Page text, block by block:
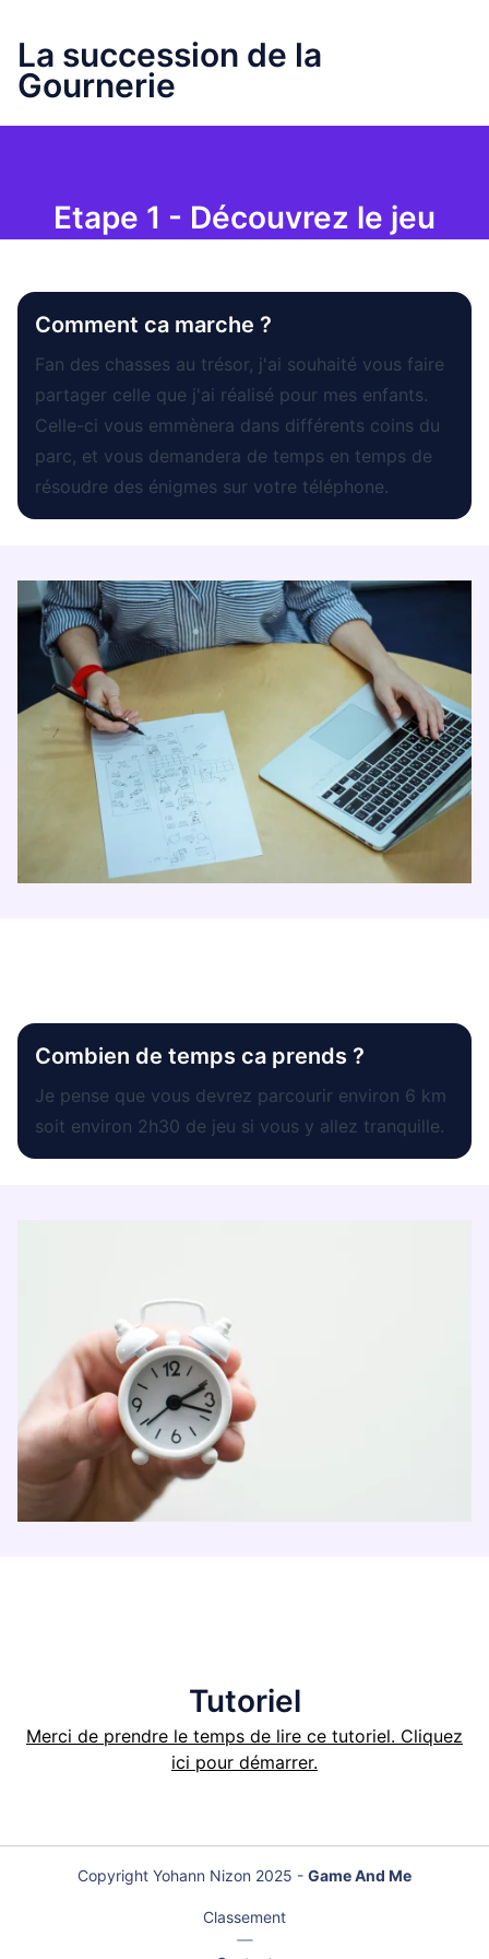
La succession de la
Gournerie
Etape 1 - Découvrez le jeu
Comment ca marche ?
Fan des chasses au trésor, j'ai souhaité vous faire
partager celle que j'ai réalisé pour mes enfants.
Celle-ci vous emmènera dans différents coins du
parc, et vous demandera de temps en temps de
résoudre des énigmes sur votre téléphone.
Combien de temps ca prends ?
Je pense que vous devrez parcourir environ 6 km
soit environ 2h30 de jeu si vous y allez tranquille.
Tutoriel
Merci de prendre le temps de lire ce tutoriel. Cliquez
ici pour démarrer.
Copyright Yohann Nizon 2025 - Game And Me
Classement
|